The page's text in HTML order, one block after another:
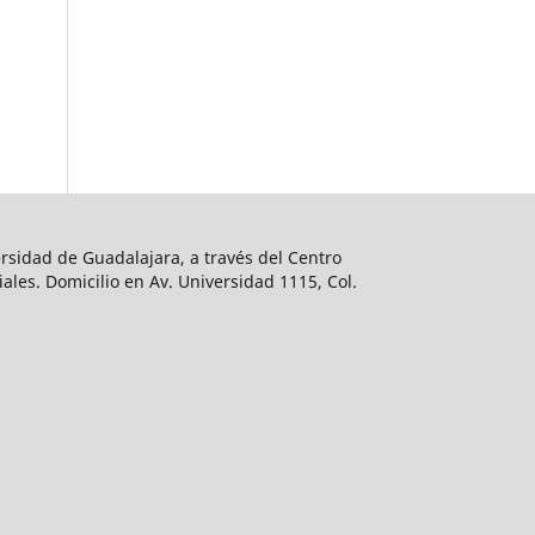
de Guadalajara, a través del Centro
Domicilio en Av. Universidad 1115, Col.